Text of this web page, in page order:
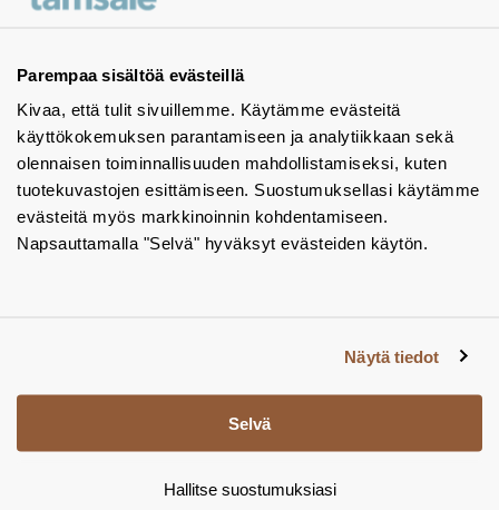
Parempaa sisältöä evästeillä
Kivaa, että tulit sivuillemme. Käytämme evästeitä
käyttökokemuksen parantamiseen ja analytiikkaan sekä
olennaisen toiminnallisuuden mahdollistamiseksi, kuten
tuotekuvastojen esittämiseen. Suostumuksellasi käytämme
evästeitä myös markkinoinnin kohdentamiseen.
Napsauttamalla "Selvä" hyväksyt evästeiden käytön.
Näytä tiedot
Selvä
Hallitse suostumuksiasi
Ota yhteyttä - autamme mielellämme
Tuotekuvastot
Instagram
BIM-objektit
Yhteystiedot
Tiedotteet